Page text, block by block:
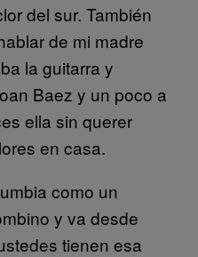
del sur. También
de mi madre
la guitarra y
Baez y un poco a
ella sin querer
en casa.
como un
y va desde
tienen esa